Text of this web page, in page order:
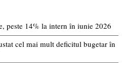
peste 14% la intern în iunie 2026
cel mai mult deficitul bugetar în